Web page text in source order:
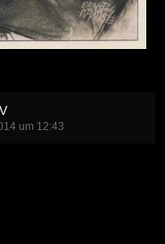
um 12:43